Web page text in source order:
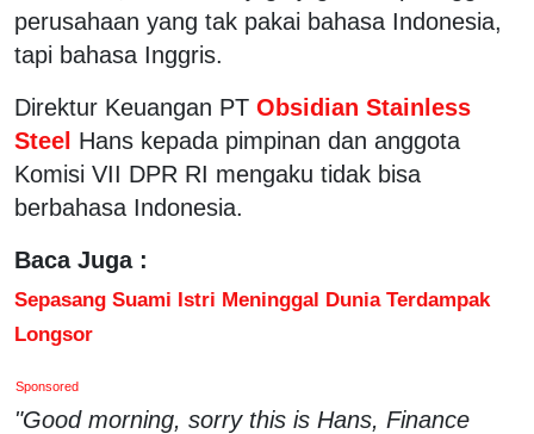
perusahaan yang tak pakai bahasa Indonesia,
tapi bahasa Inggris.
Direktur Keuangan PT Obsidian Stainless
Steel Hans kepada pimpinan dan anggota
Komisi VII DPR RI mengaku tidak bisa
berbahasa Indonesia.
Baca Juga :
Sepasang Suami Istri Meninggal Dunia Terdampak
Longsor
Sponsored
"Good morning, sorry this is Hans, Finance